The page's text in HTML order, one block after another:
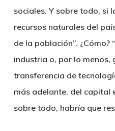
sociales. Y sobre todo, si
recursos naturales del
de la población”. ¿Cómo?
industria o, por lo menos,
transferencia de
más adelante, del capital
sobre todo, habría que